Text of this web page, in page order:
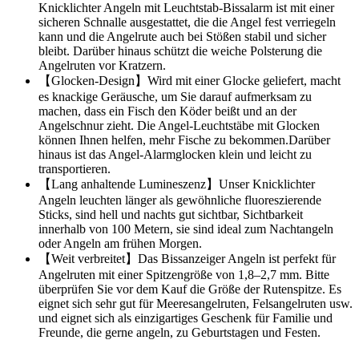
Knicklichter Angeln mit Leuchtstab-Bissalarm ist mit einer
sicheren Schnalle ausgestattet, die die Angel fest verriegeln
kann und die Angelrute auch bei Stößen stabil und sicher
bleibt. Darüber hinaus schützt die weiche Polsterung die
Angelruten vor Kratzern.
【Glocken-Design】Wird mit einer Glocke geliefert, macht
es knackige Geräusche, um Sie darauf aufmerksam zu
machen, dass ein Fisch den Köder beißt und an der
Angelschnur zieht. Die Angel-Leuchtstäbe mit Glocken
können Ihnen helfen, mehr Fische zu bekommen.Darüber
hinaus ist das Angel-Alarmglocken klein und leicht zu
transportieren.
【Lang anhaltende Lumineszenz】Unser Knicklichter
Angeln leuchten länger als gewöhnliche fluoreszierende
Sticks, sind hell und nachts gut sichtbar, Sichtbarkeit
innerhalb von 100 Metern, sie sind ideal zum Nachtangeln
oder Angeln am frühen Morgen.
【Weit verbreitet】Das Bissanzeiger Angeln ist perfekt für
Angelruten mit einer Spitzengröße von 1,8–2,7 mm. Bitte
überprüfen Sie vor dem Kauf die Größe der Rutenspitze. Es
eignet sich sehr gut für Meeresangelruten, Felsangelruten usw.
und eignet sich als einzigartiges Geschenk für Familie und
Freunde, die gerne angeln, zu Geburtstagen und Festen.